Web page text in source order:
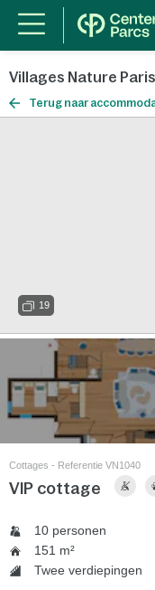
Villages Nature Paris
Terug naar
19
Cottages - Referentie VN1040
VIP cottage
10 personen
151 m²
Twee verdiepingen